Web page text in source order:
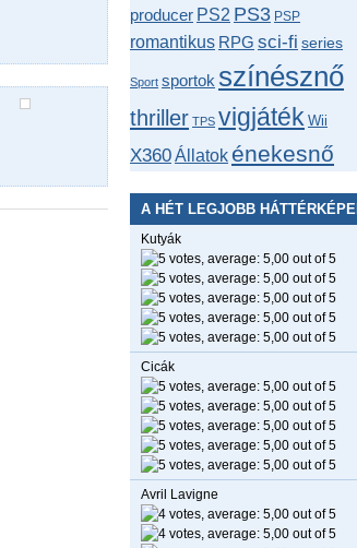
producer PS2 PS3 PSP
romantikus RPG sci-fi series
Sport sportok színésznő
thriller TPS vigjáték Wii
X360Állatok énekesnő
A HÉT LEGJOBB HÁTTÉRKÉPEI
Kutyák
Cicák
Avril Lavigne